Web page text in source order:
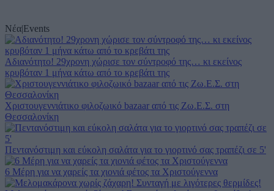
Νέα|Events
Αδιανότητο! 29χρονη χώρισε τον σύντροφό της… κι εκείνος
κρυβόταν 1 μήνα κάτω από το κρεβάτι της
Χριστουγεννιάτικο φιλοζωικό bazaar από τις Ζω.Ε.Σ. στη
Θεσσαλονίκη
Πεντανόστιμη και εύκολη σαλάτα για το γιορτινό σας τραπέζι σε 5'
6 Μέρη για να χαρείς τα χιονιά φέτος τα Χριστούγεννα